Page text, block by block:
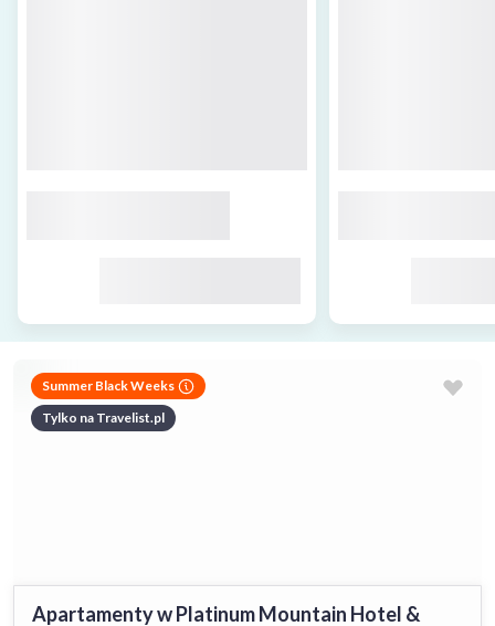
Summer Black Weeks
Tylko na Travelist.pl
Apartamenty w Platinum Mountain Hotel &